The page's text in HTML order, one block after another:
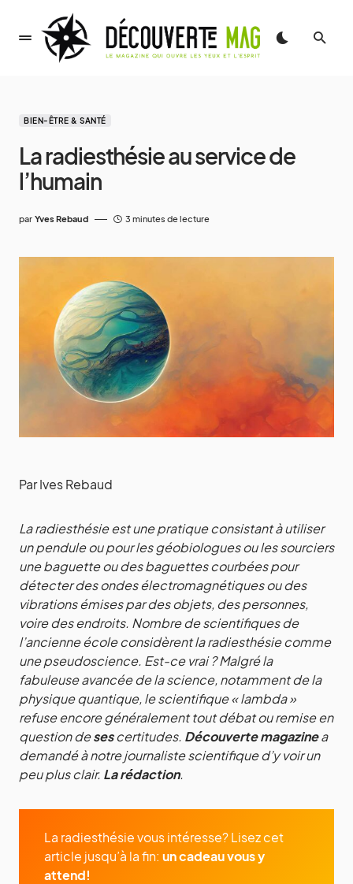
BIEN-ÊTRE & SANTÉ
La radiesthésie au service de
l’humain
par Yves Rebaud 3 minutes de lecture
Par Ives Rebaud
La radiesthésie est une pratique consistant à utiliser
un pendule ou pour les géobiologues ou les sourciers
une baguette ou des baguettes courbées pour
détecter des ondes électromagnétiques ou des
vibrations émises par des objets, des personnes,
voire des endroits. Nombre de scientifiques de
l’ancienne école considèrent la radiesthésie comme
une pseudoscience. Est-ce vrai ? Malgré la
fabuleuse avancée de la science, notamment de la
physique quantique, le scientifique « lambda »
refuse encore généralement tout débat ou remise en
question desescertitudes. Découverte magazinea
demandé à notre journaliste scientifique d’y voir un
peu plus clair. La rédaction.
La radiesthésie vous intéresse? Lisez cet
article jusqu’à la fin: un cadeau vous y
attend!